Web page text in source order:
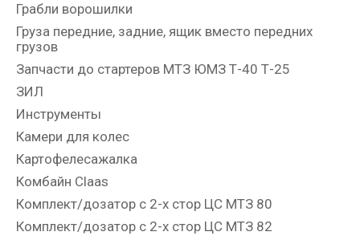
Грабли ворошилки
Груза передние, задние, ящик вместо передних
грузов
Запчасти до стартеров МТЗ ЮМЗ Т-40 Т-25
ЗИЛ
Инструменты
Камери для колес
Картофелесажалка
Комбайн Claas
Комплект/дозатор с 2-х стор ЦС МТЗ 80
Комплект/дозатор с 2-х стор ЦС МТЗ 82